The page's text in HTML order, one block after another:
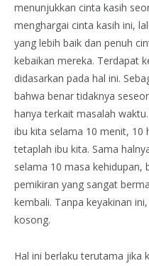
menunjukkan cinta kasih
menghargai cinta kasih ini,
yang lebih baik dan penuh
kebaikan mereka. Terdapat
didasarkan pada hal ini.
bahwa benar tidaknya
hanya terkait masalah
ibu kita selama 10 menit, 10
tetaplah ibu kita. Sama
selama 10 masa kehidupan,
pemikiran yang sangat
kembali. Tanpa keyakinan
kosong.
Hal ini berlaku terutama jika